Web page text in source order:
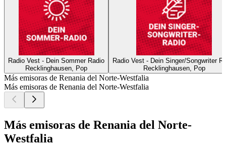
Radio Vest - Dein Sommer Radio
Recklinghausen, Pop
Radio Vest - Dein Singer/Songwriter
Recklinghausen, Pop
Más emisoras de Renania del Norte-Westfalia
Más emisoras de Renania del Norte-Westfalia
Más emisoras de Renania del Norte-
Westfalia